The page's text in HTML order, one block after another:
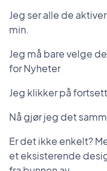
Jeg ser alle de
min.
Jeg må bare velge
for Nyheter
Jeg klikker på
Nå gjør jeg det
Er det ikke enkelt?
et eksisterende